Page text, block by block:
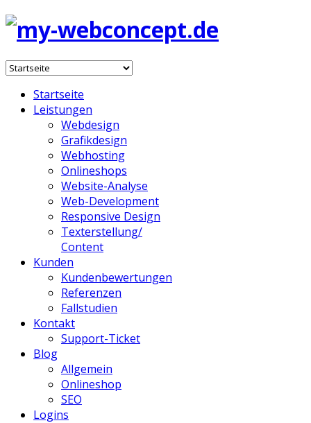
Startseite
Leistungen
Webdesign
Grafikdesign
Webhosting
Onlineshops
Website-Analyse
Web-Development
Responsive Design
Texterstellung/
Content
Kunden
Kundenbewertungen
Referenzen
Fallstudien
Kontakt
Support-Ticket
Blog
Allgemein
Onlineshop
SEO
Logins